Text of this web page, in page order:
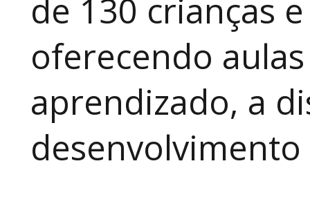
de 130 crianças
oferecendo
aprendizado, a